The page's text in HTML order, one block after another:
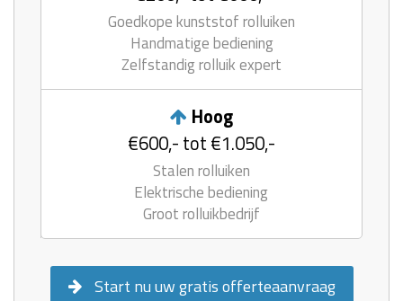
Goedkope kunststof rolluiken
Handmatige bediening
Zelfstandig rolluik expert
Hoog
€600,- tot €1.050,-
Stalen rolluiken
Elektrische bediening
Groot rolluikbedrijf
Start nu uw gratis offerteaanvraag